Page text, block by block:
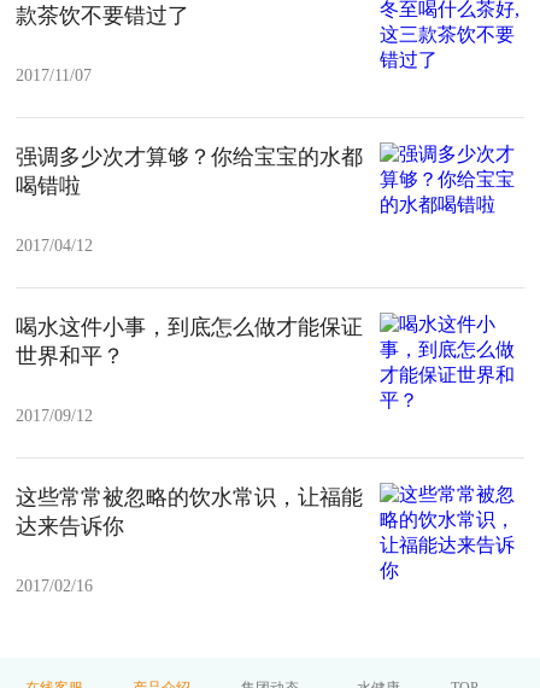
款茶饮不要错过了
2017/11/07
强调多少次才算够？你给宝宝的水都
喝错啦
2017/04/12
喝水这件小事，到底怎么做才能保证
世界和平？
2017/09/12
这些常常被忽略的饮水常识，让福能
达来告诉你
2017/02/16